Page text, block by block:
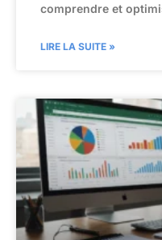
comprendre et
LIRE LA SUITE »